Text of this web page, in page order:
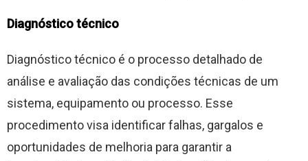
Diagnóstico técnico
Diagnóstico técnico é o processo detalhado de
análise e avaliação das condições técnicas de um
sistema, equipamento ou processo. Esse
procedimento visa identificar falhas, gargalos e
oportunidades de melhoria para garantir a